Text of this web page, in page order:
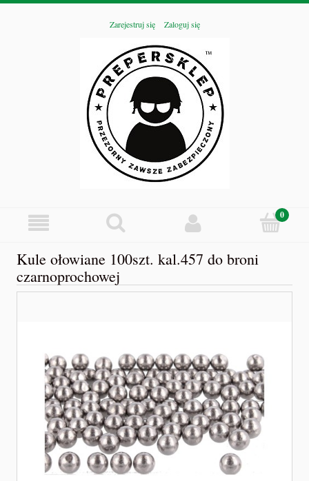
Zarejestruj się Zaloguj się
Kule ołowiane 100szt. kal.457 do broni
czarnoprochowej